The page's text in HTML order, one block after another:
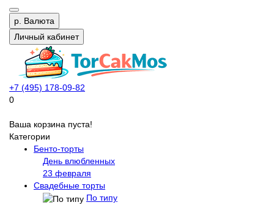
р. Валюта
Личный кабинет
+7 (495) 178-09-82
0
Ваша корзина пуста!
Категории
Бенто-торты
День влюбленных
23 февраля
Свадебные торты
По типу